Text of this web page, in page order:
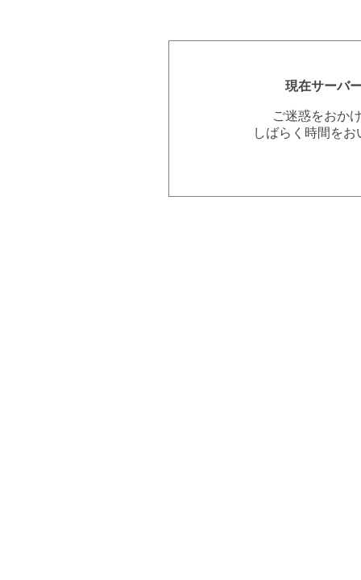
現在サーバ
ご迷惑をおか
しばらく時間を